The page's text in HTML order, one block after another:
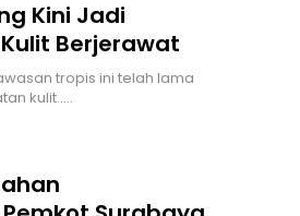
Kini Jadi
Berjerawat
tropis ini telah lama
kulit..…